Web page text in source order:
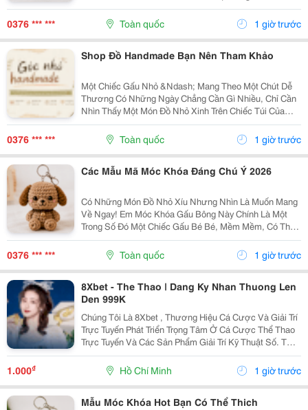
Những Chiếc Móc Khóa Gấu Bông Không Chỉ Là Phụ
Kiện Treo Túi Mà Còn Là Một Cách Để Bạn Thêm Chút
Cá Tính Vào...
0376 *** *** Toàn quốc 1 giờ trước
Shop Đồ Handmade Bạn Nên Tham Khảo
Một Chiếc Gấu Nhỏ &Ndash; Mang Theo Một Chút Dễ
Thương Có Những Ngày Chẳng Cần Gì Nhiều, Chỉ Cần
Nhìn Thấy Một Món Đồ Nhỏ Xinh Trên Chiếc Túi Của
Mình Cũng Đủ Thấy Vui Rồi Những Em Móc Khóa Gấu
Bông Được Làm Với Kiểu Dáng Đáng Yêu, Nhỏ Gọn,
Thích...
0376 *** *** Toàn quốc 1 giờ trước
Các Mẫu Mã Móc Khóa Đáng Chú Ý 2026
Có Những Món Đồ Nhỏ Xíu Nhưng Nhìn Là Muốn Mang
Về Ngay! Em Móc Khóa Gấu Bông Này Chính Là Một
Trong Số Đó Một Chiếc Gấu Bé Bé, Mềm Mềm, Có Thể
Treo Trên Balo, Túi Xách Hay Chìa Khóa. Mỗi Lần Nhìn
Thấy Lại Thấy Chiếc Túi Của Mình Đáng Yêu Hơn Một...
0376 *** *** Toàn quốc 1 giờ trước
8Xbet - The Thao | Dang Ky Nhan Thuong Len
Den 999K
Chúng Tôi Là 8Xbet , Thương Hiệu Cá Cược Và Giải Trí
Trực Tuyến Phát Triển Trọng Tâm Ở Cá Cược Thể Thao
Trực Tuyến Và Các Sản Phẩm Giải Trí Kỹ Thuật Số. Từ
Năm 2024, 8Xbet Trở Thành Đối Tác Cá Cược Chính
Thức Tại Khu Vực Châu Á &Ndash; Thái Bình...
1.000₫ Hồ Chí Minh 1 giờ trước
Mẫu Móc Khóa Hot Bạn Có Thể Thich